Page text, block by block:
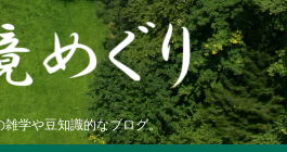
雑学や豆知識的なブログ。